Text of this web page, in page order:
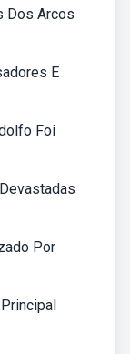
Dos Arcos
E
Foi
Por